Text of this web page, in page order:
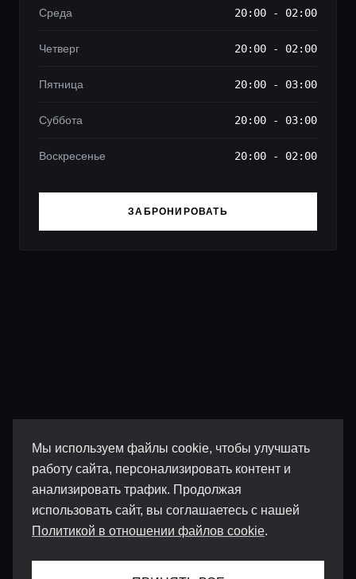
Мы используем файлы cookie, чтобы улучшать
работу сайта, персонализировать контент и
анализировать трафик. Продолжая
использовать сайт, вы соглашаетесь с нашей
Политикой в отношении файлов cookie.
Среда 20:00 - 02:00
Четверг 20:00 - 02:00
Пятница 20:00 - 03:00
Суббота 20:00 - 03:00
Воскресенье 20:00 - 02:00
ЗАБРОНИРОВАТЬ